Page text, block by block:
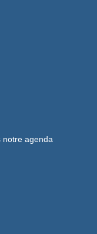
notre agenda